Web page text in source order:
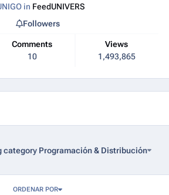
in FeedUNIVERS
Comments
10
Views
1,493,865
Followers
category Programación & Distribución
ORDENAR POR